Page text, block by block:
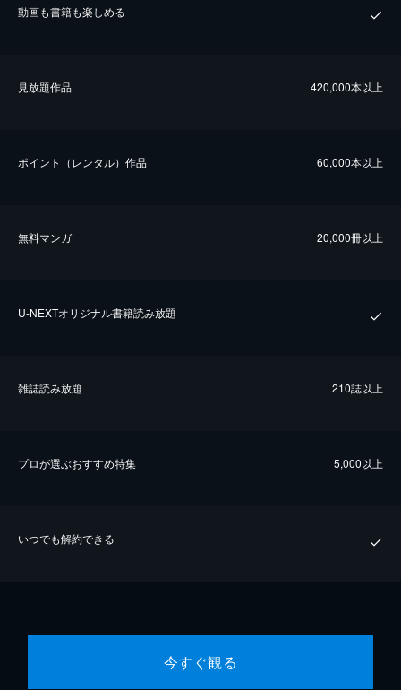
動画も書籍も楽しめる
⾒放題作品 420,000本以上
ポイント（レンタル）作品 60,000本以上
無料マンガ 20,000冊以上
U-NEXTオリジナル書籍読み放題
雑誌読み放題 210誌以上
プロが選ぶおすすめ特集 5,000以上
いつでも解約できる
今すぐ観る